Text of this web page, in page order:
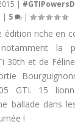
|
| 5 |
édition riche en
la
30th et de
GTI. 15
ballade dans
!